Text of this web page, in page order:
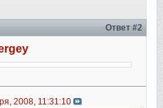
Ответ #2
2008, 11:31:10